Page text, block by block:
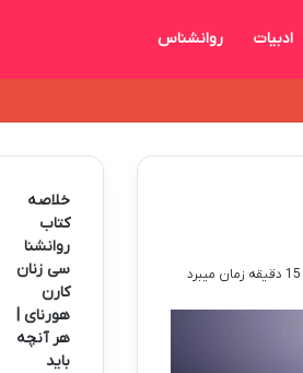
ادبیات روانشناس
خلاصه
کتاب
روانشنا
سی زنان
کارن
هورنای |
هر آنچه
باید